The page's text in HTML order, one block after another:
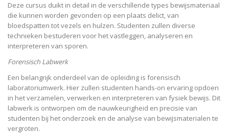
Deze cursus duikt in detail in de verschillende types bewijsmateriaal
die kunnen worden gevonden op een plaats delict, van
bloedspatten tot vezels en hulzen. Studenten zullen diverse
technieken bestuderen voor het vastleggen, analyseren en
interpreteren van sporen.
Forensisch Labwerk
Een belangrijk onderdeel van de opleiding is forensisch
laboratoriumwerk. Hier zullen studenten hands-on ervaring opdoen
in het verzamelen, verwerken en interpreteren van fysiek bewijs. Dit
labwerk is ontworpen om de nauwkeurigheid en precisie van
studenten bij het onderzoek en de analyse van bewijsmaterialen te
vergroten.